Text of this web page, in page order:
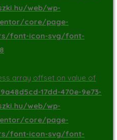
web/wp-
core/page-
font-icon-svg/font-
array offset on value of
17dd-470e-9e73-
web/wp-
core/page-
font-icon-svg/font-